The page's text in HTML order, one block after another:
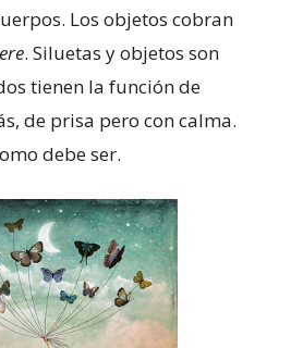
Los objetos cobran
. Siluetas y objetos son
tienen la función de
de prisa pero con calma.
debe ser.